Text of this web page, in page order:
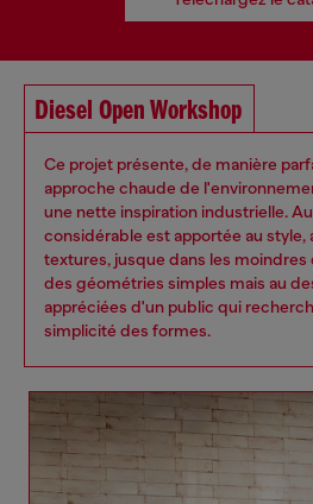
Diesel Open Workshop
Ce projet présente, de manière
approche chaude de
une nette inspiration industrielle.
considérable est apportée au style,
textures, jusque dans les moindres
des géométries simples mais au
appréciées d'un public qui
simplicité des formes.